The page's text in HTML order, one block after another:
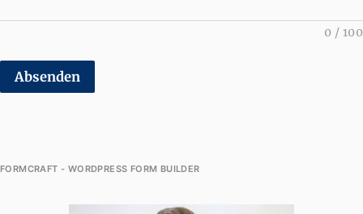
0 / 100
Absenden
FORMCRAFT - WORDPRESS FORM BUILDER